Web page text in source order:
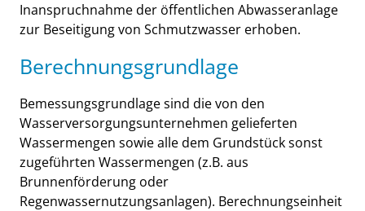
Inanspruchnahme der öffentlichen Abwasseranlage
zur Beseitigung von Schmutzwasser erhoben.
Berechnungsgrundlage
Bemessungsgrundlage sind die von den
Wasserversorgungsunternehmen gelieferten
Wassermengen sowie alle dem Grundstück sonst
zugeführten Wassermengen (z.B. aus
Brunnenförderung oder
Regenwassernutzungsanlagen). Berechnungseinheit